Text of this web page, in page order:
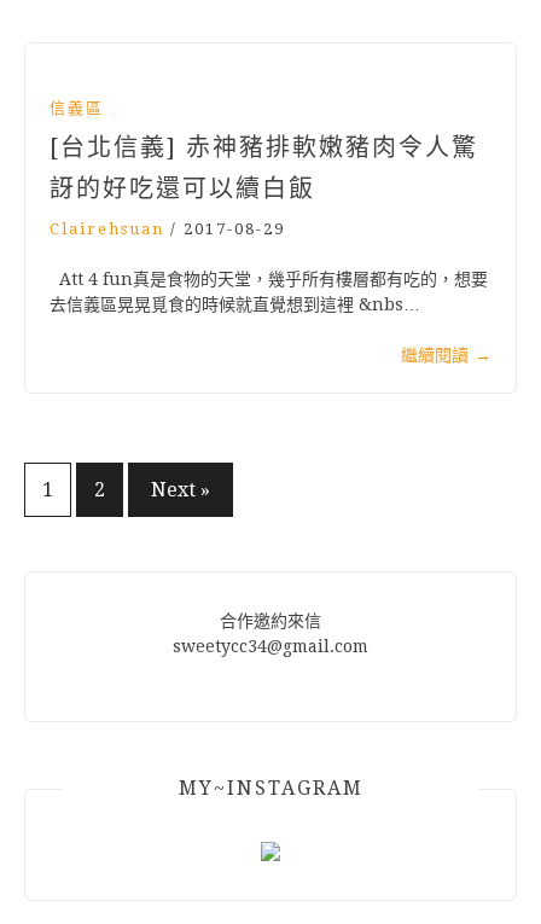
信義區
[台北信義] 赤神豬排軟嫩豬肉令人驚
訝的好吃還可以續白飯
Clairehsuan / 2017-08-29
Att 4 fun真是食物的天堂，幾乎所有樓層都有吃的，想要
去信義區晃晃覓食的時候就直覺想到這裡 &nbs…
繼續閱讀 →
文
1 2 Next »
合作邀約來信
sweetycc34@gmail.com
MY~INSTAGRAM